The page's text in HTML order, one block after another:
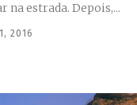
na estrada. Depois,...
2016